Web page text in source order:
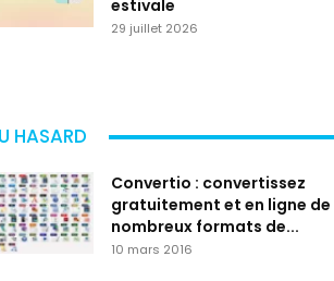
estivale
29 juillet 2026
HASARD
Convertio : convertissez
gratuitement et en ligne de
nombreux formats de...
10 mars 2016